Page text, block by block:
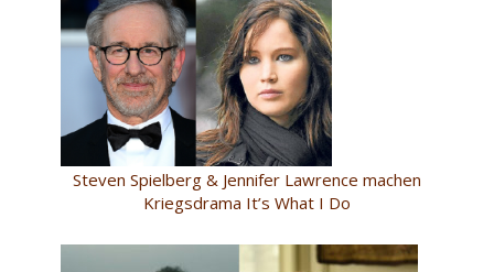
Steven Spielberg & Jennifer Lawrence machen
Kriegsdrama It’s What I Do